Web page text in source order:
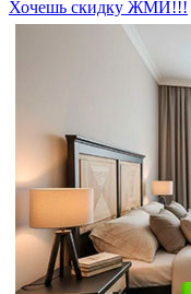
Хочешь скидку ЖМИ!!!